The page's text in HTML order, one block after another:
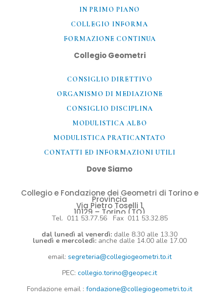
IN PRIMO PIANO
COLLEGIO INFORMA
FORMAZIONE CONTINUA
Collegio Geometri
CONSIGLIO DIRETTIVO
ORGANISMO DI MEDIAZIONE
CONSIGLIO DISCIPLINA
MODULISTICA ALBO
MODULISTICA PRATICANTATO
CONTATTI ED INFORMAZIONI UTILI​
Dove Siamo
Collegio e Fondazione dei Geometri di Torino e
Provincia
Via Pietro Toselli 1
10129 – Torino (TO)
Tel. 011 53.77.56 Fax 011 53.32.85
dal lunedì al venerdì: dalle 8.30 alle 13.30
lunedì e mercoledì: anche dalle 14.00 alle 17.00
email: segreteria@collegiogeometri.to.it
PEC: collegio.torino@geopec.it
Fondazione email : fondazione@collegiogeometri.to.it